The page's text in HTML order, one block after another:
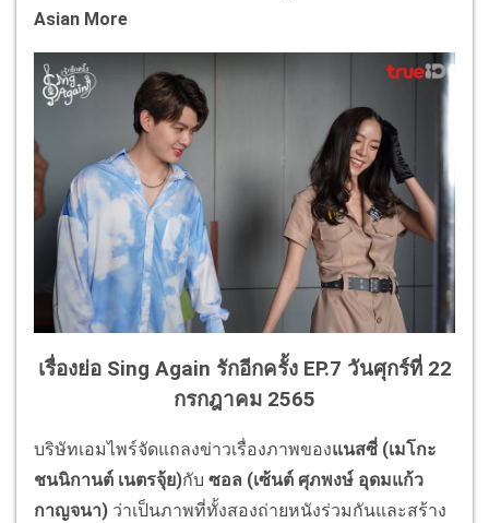
Asian More
เรื่องย่อ Sing Again รักอีกครั้ง EP.7 วันศุกร์ที่ 22
กรกฎาคม 2565
บริษัทเอมไพร์จัดแถลงข่าวเรื่องภาพของแนสซี่ (เมโกะ
ชนนิกานต์ เนตรจุ้ย)กับ ซอล (เซ้นต์ ศุภพงษ์ อุดมแก้ว
กาญจนา) ว่าเป็นภาพที่ทั้งสองถ่ายหนังร่วมกันและสร้าง